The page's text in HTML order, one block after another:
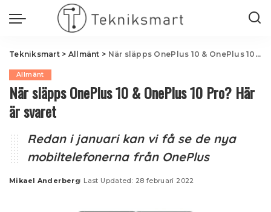
Tekniksmart> Allmänt > När släpps OnePlus 10 & OnePlus 10 Pro? Här är svaret
Allmänt
När släpps OnePlus 10 & OnePlus 10 Pro? Här
är svaret
Redan i januari kan vi få se de nya
mobiltelefonerna från OnePlus
Posted
Mikael Anderberg Last Updated: 28 februari 2022